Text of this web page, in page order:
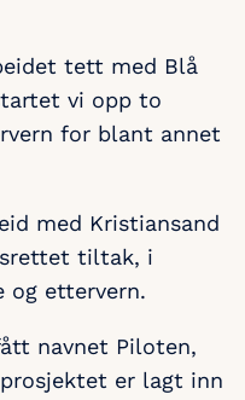
tett med Blå
vi opp to
for blant annet
med Kristiansand
tiltak, i
og ettervern.
navnet Piloten,
er lagt inn